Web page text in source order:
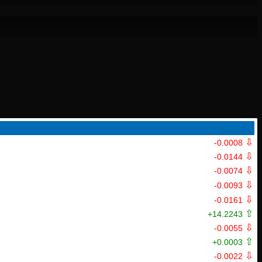
-0.0008 ⇩
-0.0144 ⇩
-0.0074 ⇩
-0.0093 ⇩
-0.0161 ⇩
+14.2243 ⇧
-0.0055 ⇩
+0.0003 ⇧
-0.0022 ⇩